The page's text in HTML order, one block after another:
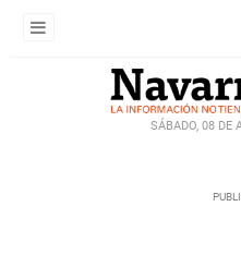
SÁBADO, 08 DE